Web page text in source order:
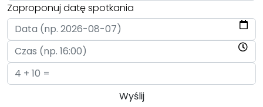
Zaproponuj datę spotkania